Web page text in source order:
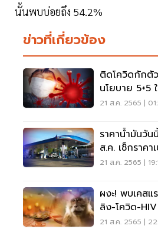
นั้นพบบ่อยถึง 54.2%
ข่าวที่เกี่ยวข้อง
ติดโควิดกักตั
นโยบาย 5+5
เลยที่นี่
21 ส.ค. 2565 |
ราคาน้ำมันวั
ส.ค. เช็กราค
บางจาก ที่นี่
21 ส.ค. 2565 |
ผงะ! พบเคส
ลิง-โควิด-
อ่านเลย
21 ส.ค. 2565 |